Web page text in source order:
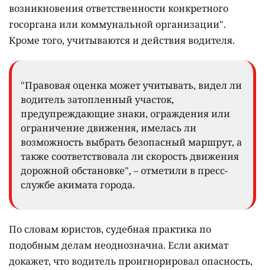
возникновения ответственности конкретного
госоргана или коммунальной организации".
Кроме того, учитываются и действия водителя.
"Правовая оценка может учитывать, видел ли
водитель затопленный участок,
предупреждающие знаки, ограждения или
ограничение движения, имелась ли
возможность выбрать безопасный маршрут, а
также соответствовала ли скорость движения
дорожной обстановке", – отметили в пресс-
службе акимата города.
По словам юристов, судебная практика по
подобным делам неоднозначна. Если акимат
докажет, что водитель проигнорировал опасность,